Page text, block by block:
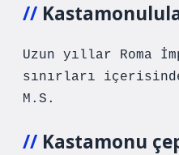
Uzun yıllar Roma
sınırları
M.S.
Kastamonu